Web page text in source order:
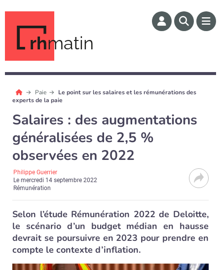
rhmatin
Paie
Le point sur les salaires et les rémunérations des
experts de la paie
Salaires : des augmentations
généralisées de 2,5 %
observées en 2022
Philippe Guerrier
Lemercredi 14 septembre 2022
Rémunération
Selon l’étude Rémunération 2022 de Deloitte,
le scénario d’un budget médian en hausse
devrait se poursuivre en 2023 pour prendre en
compte le contexte d’inflation.